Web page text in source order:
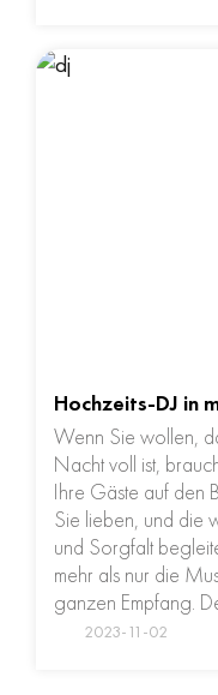
Hochzeits-DJ in
Wenn Sie wollen,
Nacht voll ist,
Ihre Gäste auf den
Sie lieben, und die
und Sorgfalt
mehr als nur die
ganzen Empfang.
2023-11-02